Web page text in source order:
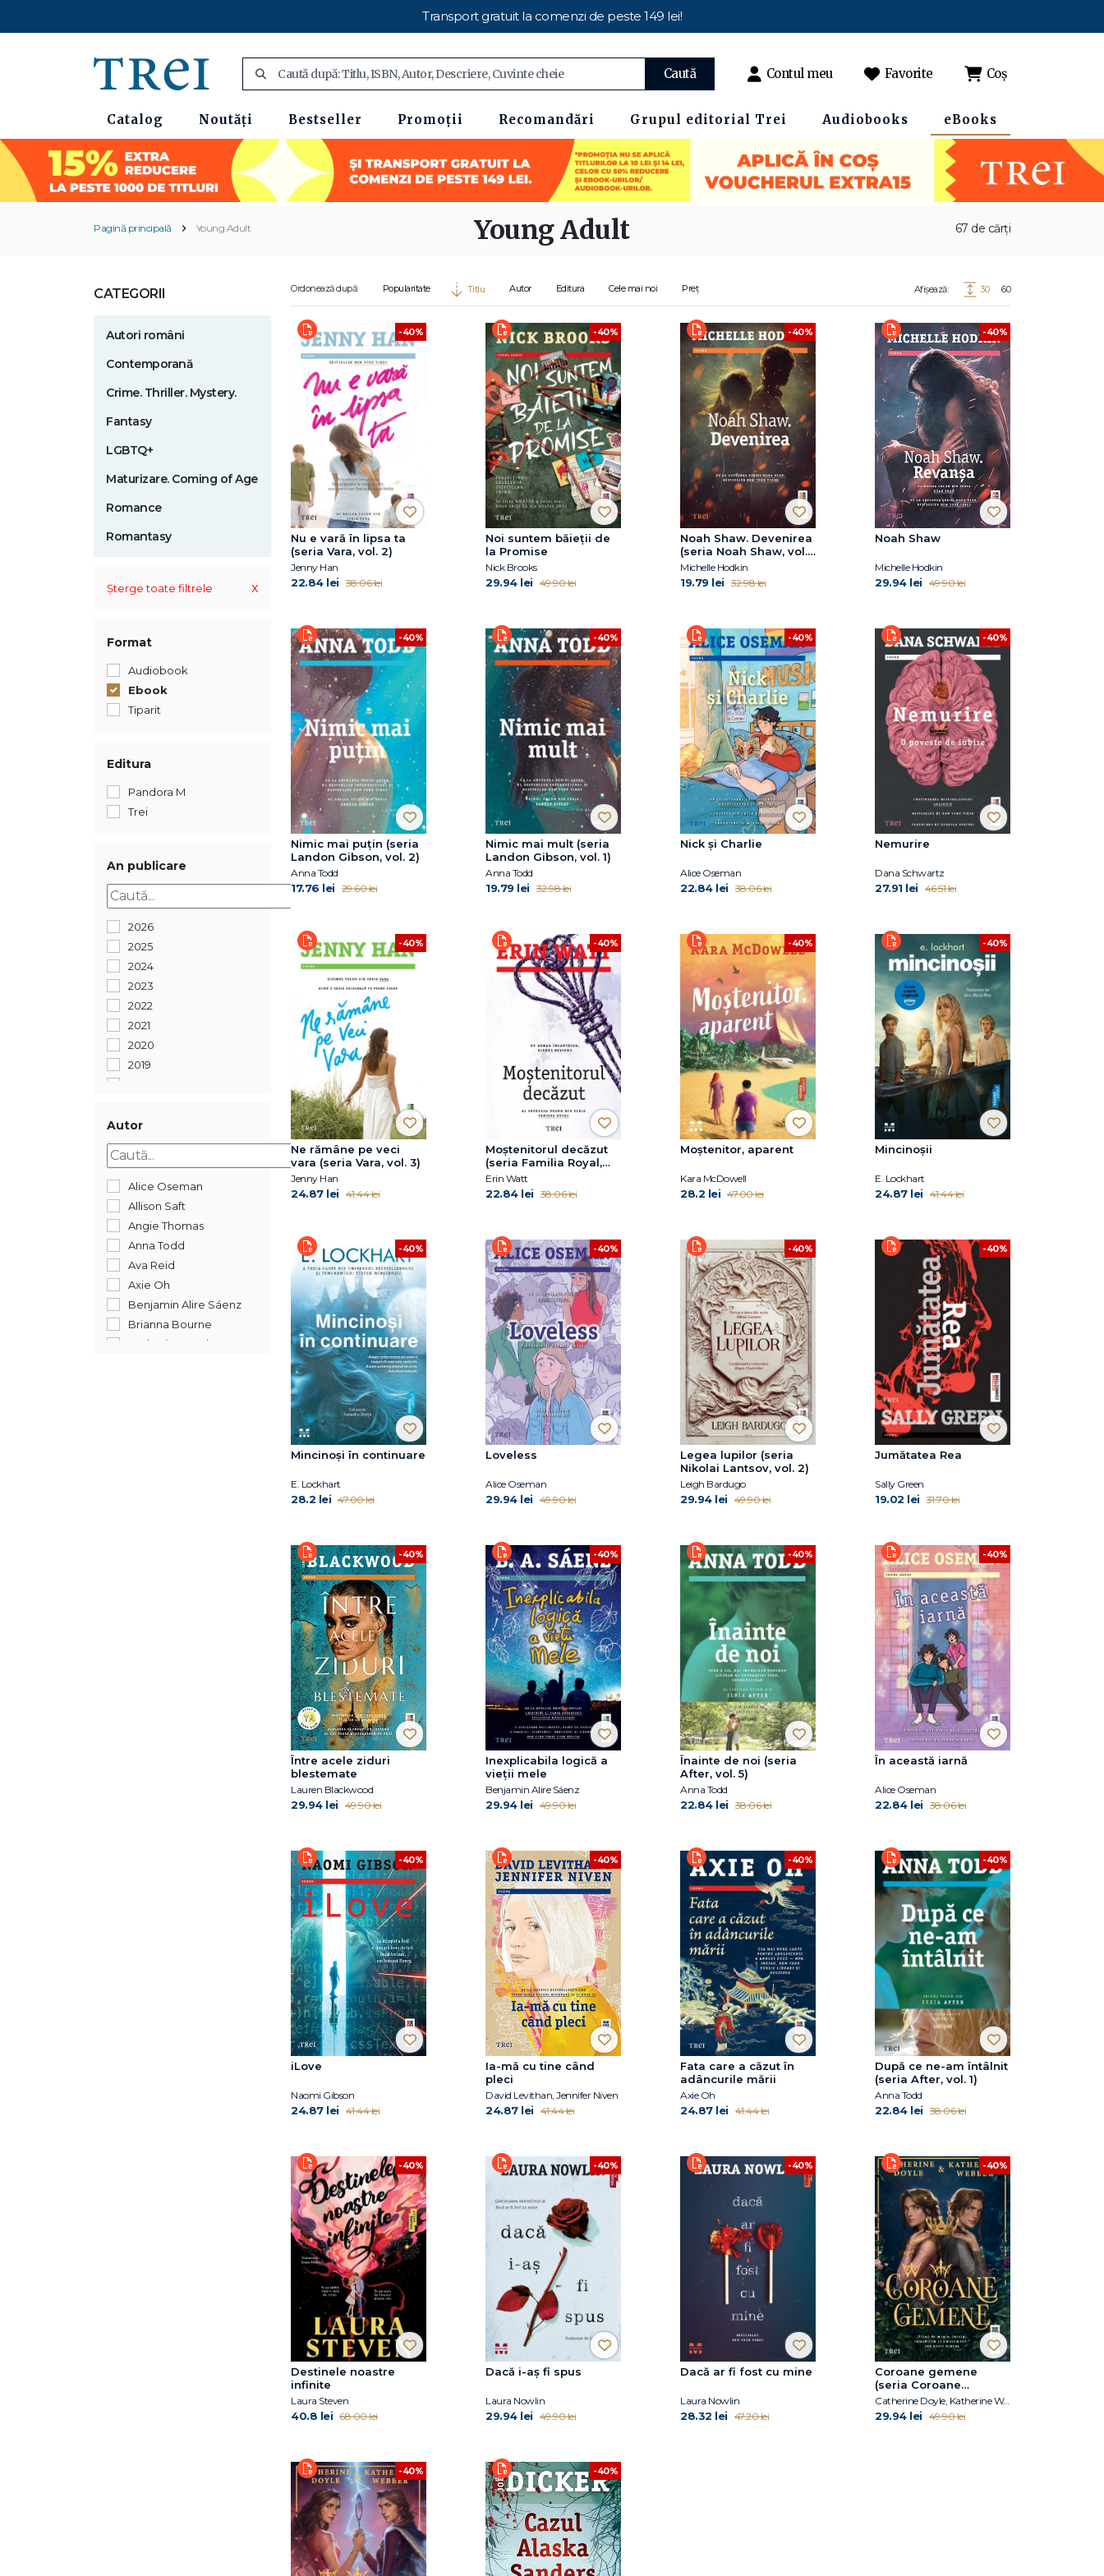
Transport gratuit la comenzi de peste 149 lei!
Caută Contul meu Favorite Coș
Catalog Noutăți Bestseller Promoții Recomandări Grupul editorial Trei Audiobooks eBooks
Pagină principală Young Adult 67 de cărți
Young Adult
CATEGORII
Autori români
Contemporană
Crime. Thriller. Mystery.
Fantasy
LGBTQ+
Maturizare. Coming of Age
Romance
Romantasy
Șterge toate filtrele x
Format
Audiobook
Ebook
Tiparit
Editura
Pandora M
Trei
An publicare
2026
2025
2024
2023
2022
2021
2020
2019
2015
2014
Autor
Alice Oseman
Allison Saft
Angie Thomas
Anna Todd
Ava Reid
Axie Oh
Benjamin Alire Sáenz
Brianna Bourne
Catherine Doyle
Ordonează după: Popularitate Titlu Autor Editura Cele mai noi Preț Afișează: 30 60
-40%
Nu e vară în lipsa ta
(seria Vara, vol. 2)
Jenny Han
22.84 lei 38.06 lei
-40%
Noi suntem băieții de
la Promise
Nick Brooks
29.94 lei 49.90 lei
-40%
Noah Shaw. Devenirea
(seria Noah Shaw, vol.
1)
Michelle Hodkin
19.79 lei 32.98 lei
-40%
Noah Shaw
Michelle Hodkin
29.94 lei 49.90 lei
-40%
Nimic mai puțin (seria
Landon Gibson, vol. 2)
Anna Todd
17.76 lei 29.60 lei
-40%
Nimic mai mult (seria
Landon Gibson, vol. 1)
Anna Todd
19.79 lei 32.98 lei
-40%
Nick și Charlie
Alice Oseman
22.84 lei 38.06 lei
-40%
Nemurire
Dana Schwartz
27.91 lei 46.51 lei
-40%
Ne rămâne pe veci
vara (seria Vara, vol. 3)
Jenny Han
24.87 lei 41.44 lei
-40%
Moștenitorul decăzut
(seria Familia Royal,
vol. 4)
Erin Watt
22.84 lei 38.06 lei
-40%
Moștenitor, aparent
Kara McDowell
28.2 lei 47.00 lei
-40%
Mincinoşii
E. Lockhart
24.87 lei 41.44 lei
-40%
Mincinoși în continuare
E. Lockhart
28.2 lei 47.00 lei
-40%
Loveless
Alice Oseman
29.94 lei 49.90 lei
-40%
Legea lupilor (seria
Nikolai Lantsov, vol. 2)
Leigh Bardugo
29.94 lei 49.90 lei
-40%
Jumătatea Rea
Sally Green
19.02 lei 31.70 lei
-40%
Între acele ziduri
blestemate
Lauren Blackwood
29.94 lei 49.90 lei
-40%
Inexplicabila logică a
vieții mele
Benjamin Alire Sáenz
29.94 lei 49.90 lei
-40%
Înainte de noi (seria
After, vol. 5)
Anna Todd
22.84 lei 38.06 lei
-40%
În această iarnă
Alice Oseman
22.84 lei 38.06 lei
-40%
iLove
Naomi Gibson
24.87 lei 41.44 lei
-40%
Ia-mă cu tine când
pleci
David Levithan, Jennifer Niven
24.87 lei 41.44 lei
-40%
Fata care a căzut în
adâncurile mării
Axie Oh
24.87 lei 41.44 lei
-40%
După ce ne-am întâlnit
(seria After, vol. 1)
Anna Todd
22.84 lei 38.06 lei
-40%
Destinele noastre
infinite
Laura Steven
40.8 lei 68.00 lei
-40%
Dacă i-aș fi spus
Laura Nowlin
29.94 lei 49.90 lei
-40%
Dacă ar fi fost cu mine
Laura Nowlin
28.32 lei 47.20 lei
-40%
Coroane gemene
(seria Coroane
gemene, vol. 1)
Catherine Doyle, Katherine Webber
29.94 lei 49.90 lei
-40% -40%